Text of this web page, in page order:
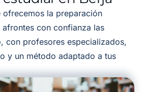
ofrecemos la preparación
con confianza las
con profesores especializados,
y un método adaptado a tus